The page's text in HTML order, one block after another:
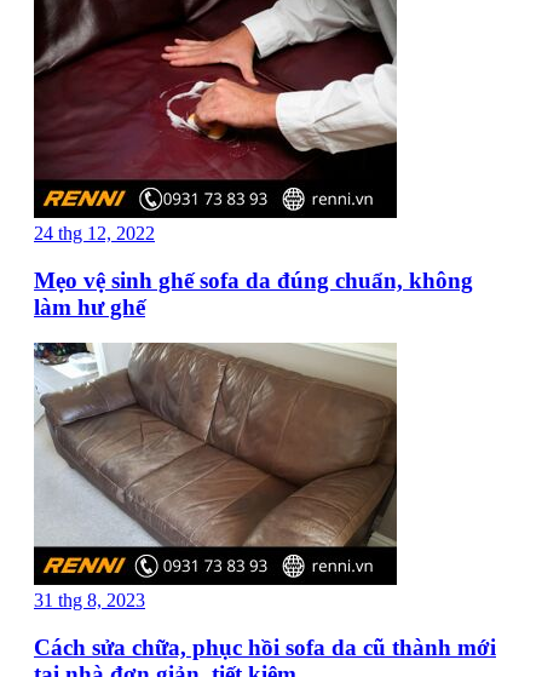
24 thg 12, 2022
Mẹo vệ sinh ghế sofa da đúng chuẩn, không
làm hư ghế
31 thg 8, 2023
Cách sửa chữa, phục hồi sofa da cũ thành mới